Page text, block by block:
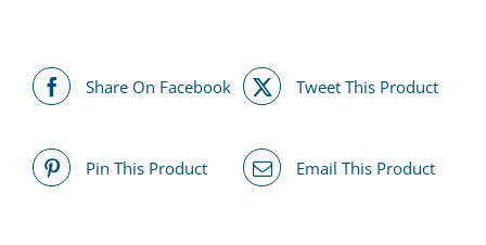
Share On Facebook Tweet This Product
Pin This Product Email This Product